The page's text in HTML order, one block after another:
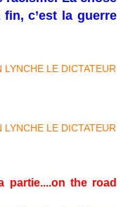
c’est la guerre
partie....on the road